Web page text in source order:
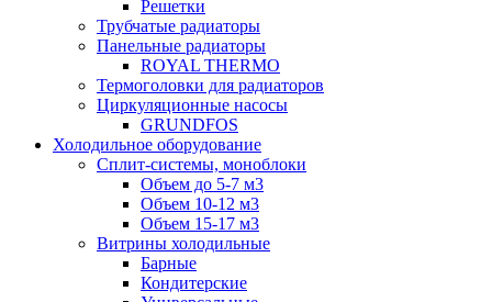
Решетки
Трубчатые радиаторы
Панельные радиаторы
ROYAL THERMO
Термоголовки для радиаторов
Циркуляционные насосы
GRUNDFOS
Холодильное оборудование
Сплит-системы, моноблоки
Объем до 5-7 м3
Объем 10-12 м3
Объем 15-17 м3
Витрины холодильные
Барные
Кондитерские